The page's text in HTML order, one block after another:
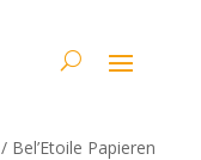
/ Bel’Etoile Papieren